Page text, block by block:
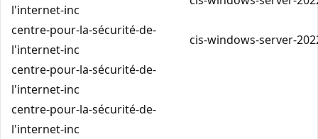
l'internet-inc
centre-pour-la-sécurité-de-
l'internet-inc
cis-windows-server-
centre-pour-la-sécurité-de-
l'internet-inc
centre-pour-la-sécurité-de-
l'internet-inc